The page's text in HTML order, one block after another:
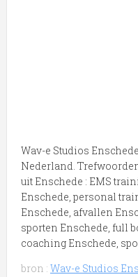
Wav-e Studios
Nederland.
uit Enschede : EMS
Enschede, personal
Enschede, afvallen
sporten Enschede, full
coaching Enschede,
bron : Wav-e Studios